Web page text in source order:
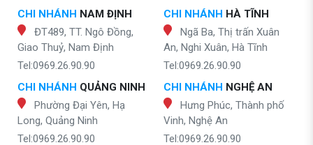
CHI NHÁNH NAM ĐỊNH
ĐT489, TT. Ngô Đồng,
Giao Thuỷ, Nam Định
Tel:0969.26.90.90
CHI NHÁNH QUẢNG NINH
Phường Đại Yên, Hạ
Long, Quảng Ninh
Tel:0969.26.90.90
CHI NHÁNH HÀ TĨNH
Ngã Ba, Thị trấn Xuân
An, Nghi Xuân, Hà Tĩnh
Tel:0969.26.90.90
CHI NHÁNH NGHỆ AN
Hưng Phúc, Thành phố
Vinh, Nghệ An
Tel:0969.26.90.90